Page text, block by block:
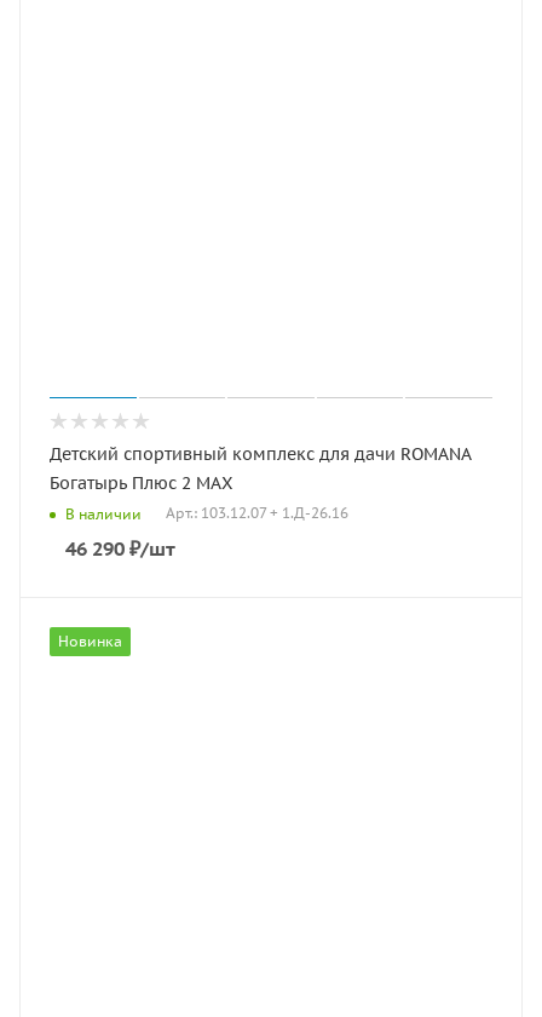
Детский спортивный комплекс для дачи ROMANA
Богатырь Плюс 2 MAX
В наличии Арт.: 103.12.07 + 1.Д-26.16
46 290 ₽/шт
Новинка